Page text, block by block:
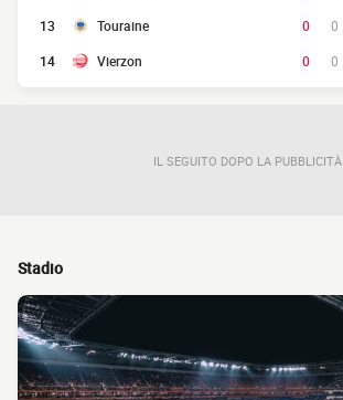
13 Touraine 0 0
14 Vierzon 0 0
IL SEGUITO DOPO LA PUBBLICITÀ
Stadio